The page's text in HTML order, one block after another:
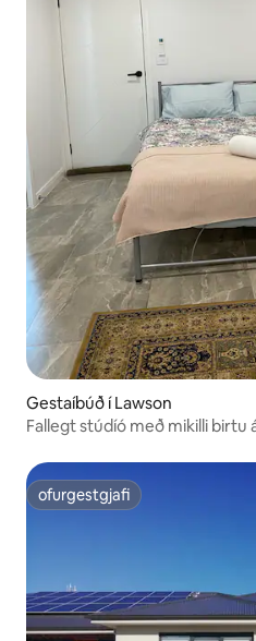
Gestaíbúð í Lawson
Fallegt stúdíó með mikilli
ofurgestgjafi
ofurgestgjafi